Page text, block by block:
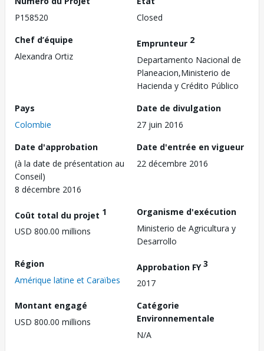
P158520
Closed
Chef d’équipe
Alexandra Ortiz
Emprunteur 2
Departamento Nacional de
Planeacion,Ministerio de
Hacienda y Crédito Público
Pays
Colombie
Date de divulgation
27 juin 2016
Date d'approbation
(à la date de présentation au
Conseil)
8 décembre 2016
Date d'entrée en vigueur
22 décembre 2016
Coût total du projet 1
USD 800.00 millions
Organisme d'exécution
Ministerio de Agricultura y
Desarrollo
Région
Amérique latine et Caraïbes
Approbation FY3
2017
Montant engagé
USD 800.00 millions
Catégorie
Environnementale
N/A